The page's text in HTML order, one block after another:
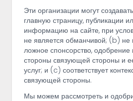
Эти организации могут
главную страницу, публикации
информацию на сайте, при
не является обманчивой; (b) не
ложное спонсорство,
стороны связующей стороны и
услуг; и (c) соответствует
связующей стороны.
Мы можем рассмотреть и